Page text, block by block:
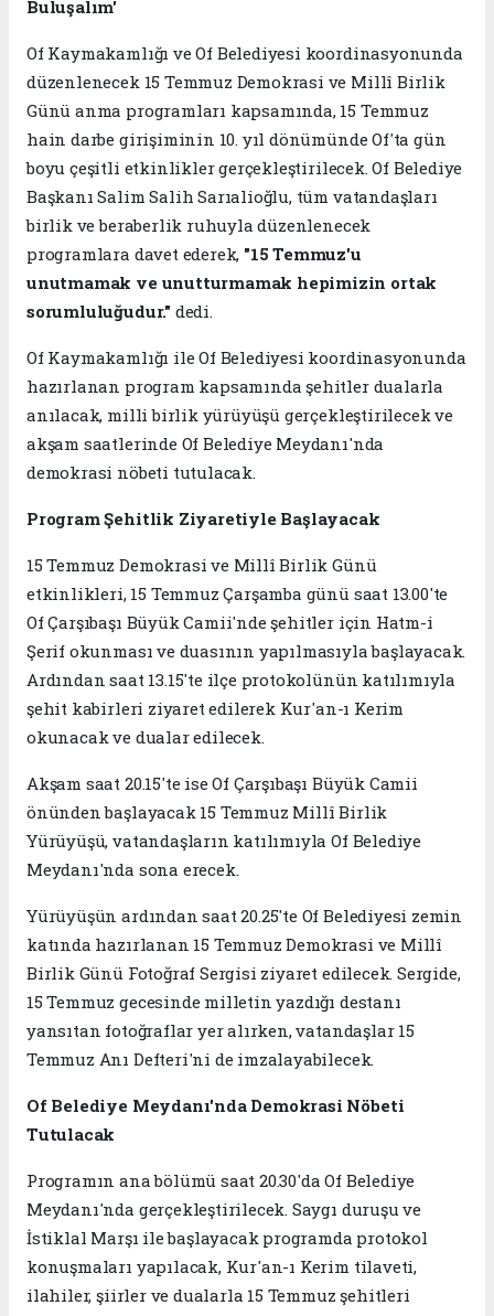
Buluşalım'
Of Kaymakamlığı ve Of Belediyesi koordinasyonunda
düzenlenecek 15 Temmuz Demokrasi ve Millî Birlik
Günü anma programları kapsamında, 15 Temmuz
hain darbe girişiminin 10. yıl dönümünde Of'ta gün
boyu çeşitli etkinlikler gerçekleştirilecek. Of Belediye
Başkanı Salim Salih Sarıalioğlu, tüm vatandaşları
birlik ve beraberlik ruhuyla düzenlenecek
programlara davet ederek, "15 Temmuz'u
unutmamak ve unutturmamak hepimizin ortak
sorumluluğudur." dedi.
Of Kaymakamlığı ile Of Belediyesi koordinasyonunda
hazırlanan program kapsamında şehitler dualarla
anılacak, milli birlik yürüyüşü gerçekleştirilecek ve
akşam saatlerinde Of Belediye Meydanı'nda
demokrasi nöbeti tutulacak.
Program Şehitlik Ziyaretiyle Başlayacak
15 Temmuz Demokrasi ve Millî Birlik Günü
etkinlikleri, 15 Temmuz Çarşamba günü saat 13.00'te
Of Çarşıbaşı Büyük Camii'nde şehitler için Hatm-i
Şerif okunması ve duasının yapılmasıyla başlayacak.
Ardından saat 13.15'te ilçe protokolünün katılımıyla
şehit kabirleri ziyaret edilerek Kur'an-ı Kerim
okunacak ve dualar edilecek.
Akşam saat 20.15'te ise Of Çarşıbaşı Büyük Camii
önünden başlayacak 15 Temmuz Millî Birlik
Yürüyüşü, vatandaşların katılımıyla Of Belediye
Meydanı'nda sona erecek.
Yürüyüşün ardından saat 20.25'te Of Belediyesi zemin
katında hazırlanan 15 Temmuz Demokrasi ve Millî
Birlik Günü Fotoğraf Sergisi ziyaret edilecek. Sergide,
15 Temmuz gecesinde milletin yazdığı destanı
yansıtan fotoğraflar yer alırken, vatandaşlar 15
Temmuz Anı Defteri'ni de imzalayabilecek.
Of Belediye Meydanı'nda Demokrasi Nöbeti
Tutulacak
Programın ana bölümü saat 20.30'da Of Belediye
Meydanı'nda gerçekleştirilecek. Saygı duruşu ve
İstiklal Marşı ile başlayacak programda protokol
konuşmaları yapılacak, Kur'an-ı Kerim tilaveti,
ilahiler, şiirler ve dualarla 15 Temmuz şehitleri